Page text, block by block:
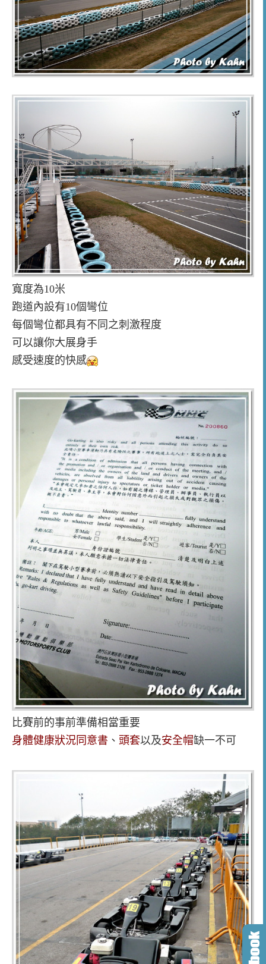
寬度為10米
跑道內設有10個彎位
每個彎位都具有不同之刺激程度
可以讓你大展身手
感受速度的快感
比賽前的事前準備相當重要
身體健康狀況同意書 、 頭套以及安全帽缺一不可